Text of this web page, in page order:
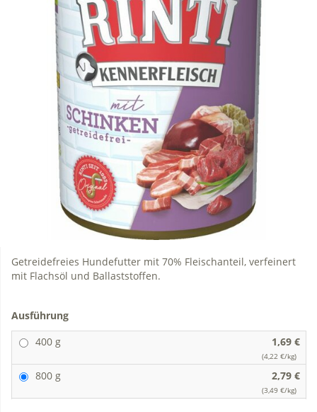
Getreidefreies Hundefutter mit 70% Fleischanteil, verfeinert
mit Flachsöl und Ballaststoffen.
Ausführung
400 g
1,69 €
(4,22 €/kg)
800 g 2,79 €
(3,49 €/kg)